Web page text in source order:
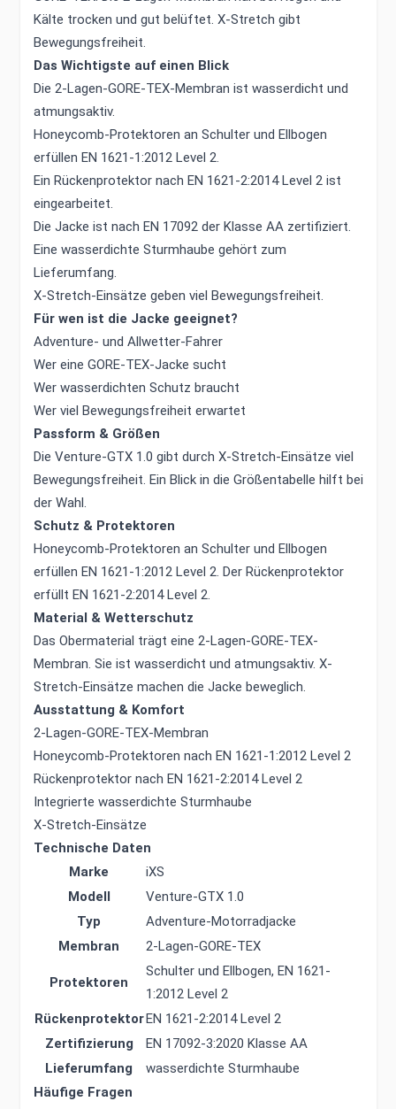
Kälte trocken und gut belüftet. X-Stretch gibt
Bewegungsfreiheit.
Das Wichtigste auf einen Blick
Die 2-Lagen-GORE-TEX-Membran ist wasserdicht und
atmungsaktiv.
Honeycomb-Protektoren an Schulter und Ellbogen
erfüllen EN 1621-1:2012 Level 2.
Ein Rückenprotektor nach EN 1621-2:2014 Level 2 ist
eingearbeitet.
Die Jacke ist nach EN 17092 der Klasse AA zertifiziert.
Eine wasserdichte Sturmhaube gehört zum
Lieferumfang.
X-Stretch-Einsätze geben viel Bewegungsfreiheit.
Für wen ist die Jacke geeignet?
Adventure- und Allwetter-Fahrer
Wer eine GORE-TEX-Jacke sucht
Wer wasserdichten Schutz braucht
Wer viel Bewegungsfreiheit erwartet
Passform & Größen
Die Venture-GTX 1.0 gibt durch X-Stretch-Einsätze viel
Bewegungsfreiheit. Ein Blick in die Größentabelle hilft bei
der Wahl.
Schutz & Protektoren
Honeycomb-Protektoren an Schulter und Ellbogen
erfüllen EN 1621-1:2012 Level 2. Der Rückenprotektor
erfüllt EN 1621-2:2014 Level 2.
Material & Wetterschutz
Das Obermaterial trägt eine 2-Lagen-GORE-TEX-
Membran. Sie ist wasserdicht und atmungsaktiv. X-
Stretch-Einsätze machen die Jacke beweglich.
Ausstattung & Komfort
2-Lagen-GORE-TEX-Membran
Honeycomb-Protektoren nach EN 1621-1:2012 Level 2
Rückenprotektor nach EN 1621-2:2014 Level 2
Integrierte wasserdichte Sturmhaube
X-Stretch-Einsätze
Technische Daten
Marke
iXS
Modell
Venture-GTX 1.0
Typ
Adventure-Motorradjacke
Membran
2-Lagen-GORE-TEX
Protektoren
Schulter und Ellbogen, EN 1621-
1:2012 Level 2
RückenprotektorEN 1621-2:2014 Level 2
Zertifizierung
EN 17092-3:2020 Klasse AA
Lieferumfang
wasserdichte Sturmhaube
Häufige Fragen